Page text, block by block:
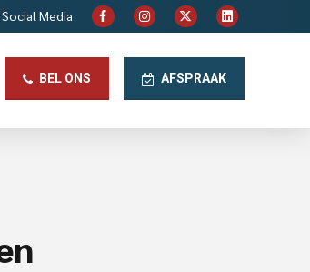
Social Media
BEL ONS AFSPRAAK